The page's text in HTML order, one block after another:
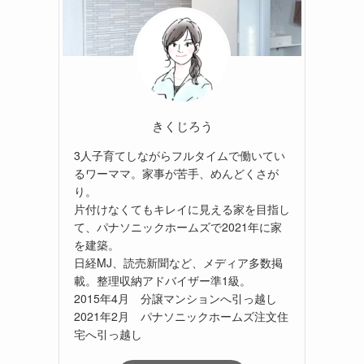
きくじろう
3人子育てしながらフルタイムで働いてい
るワーママ。家事が苦手、めんどくさが
り。
片付けなくてもキレイに見える家を目指し
て、パナソニックホームズで2021年に家
を建築。
日経MJ、読売新聞など、メディア多数掲
載。整理収納アドバイザー準1級。
2015年4月 分譲マンションへ引っ越し
2021年2月 パナソニックホームズ注文住
宅へ引っ越し